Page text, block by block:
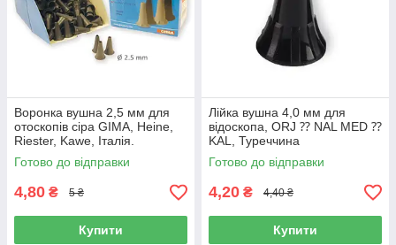
Воронка вушна 2,5 мм для
отоскопів сіра GIMA, Heine,
Riester, Kawe, Італія.
Готово до відправки
4,80 ₴ 5 ₴
Купити
Лійка вушна 4,0 мм для
відоскопа, ORJ ⁇ NAL MED ⁇
KAL, Туреччина
Готово до відправки
4,20 ₴ 4,40 ₴
Купити